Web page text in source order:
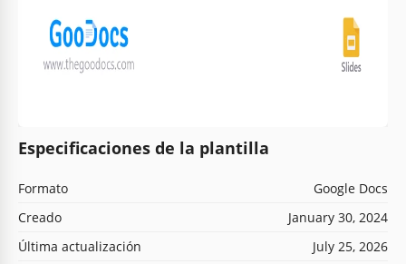
Especificaciones de la plantilla
Formato
Google Docs
Creado
January 30, 2024
Última actualización
July 25, 2026